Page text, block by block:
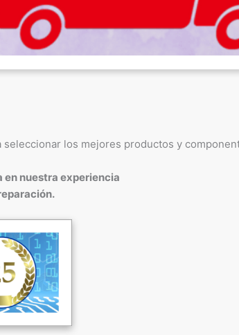
los mejores productos y
nuestra experiencia